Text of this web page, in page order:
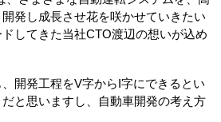
発し成長させ花を咲かせていきたい
してきた当社CTO渡辺の想いが込め
開発工程をV字からI字にできるとい
と思いますし、自動車開発の考え方